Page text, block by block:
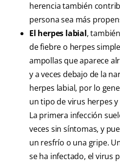
herencia también
persona sea más
El herpes labial,
de fiebre o herpes
ampollas que aparece
y a veces debajo de la
herpes labial, por lo
un tipo de virus herpes
La primera infección
veces sin síntomas, y
un resfrío o una gripe.
se ha infectado, el virus